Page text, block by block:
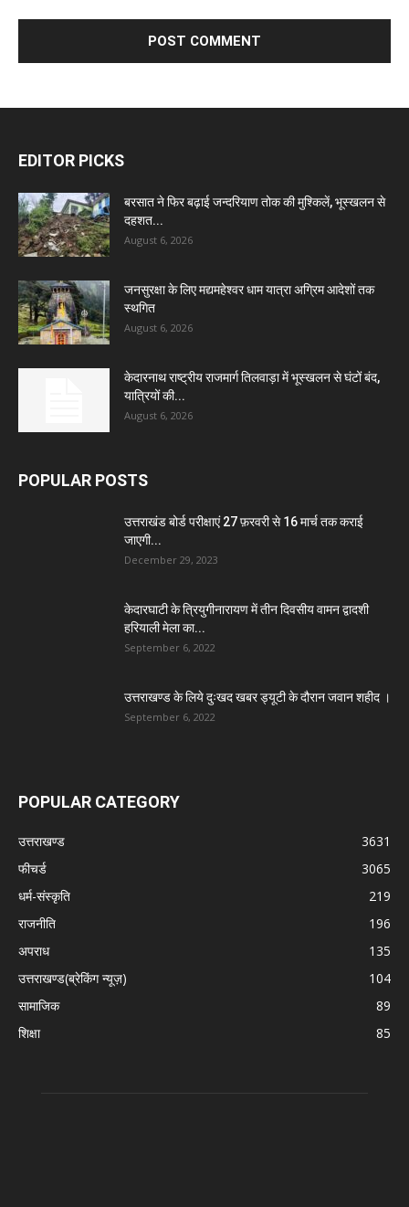
EDITOR PICKS
बरसात ने फिर बढ़ाई जन्दरियाण तोक की मुश्किलें, भूस्खलन से
दहशत...
August 6, 2026
जनसुरक्षा के लिए मद्यमहेश्वर धाम यात्रा अग्रिम आदेशों तक
स्थगित
August 6, 2026
केदारनाथ राष्ट्रीय राजमार्ग तिलवाड़ा में भूस्खलन से घंटों बंद,
यात्रियों की...
August 6, 2026
POPULAR POSTS
उत्तराखंड बोर्ड परीक्षाएं 27 फ़रवरी से 16 मार्च तक कराई
जाएगी...
December 29, 2023
केदारघाटी के त्रियुगीनारायण में तीन दिवसीय वामन द्वादशी
हरियाली मेला का...
September 6, 2022
उत्तराखण्ड के लिये दुःखद खबर ड्यूटी के दौरान जवान शहीद ।
September 6, 2022
POPULAR CATEGORY
उत्तराखण्ड
3631
फीचर्ड
3065
धर्म-संस्कृति
219
राजनीति
196
अपराध
135
उत्तराखण्ड(ब्रेकिंग न्यूज़)
104
सामाजिक
89
शिक्षा
85